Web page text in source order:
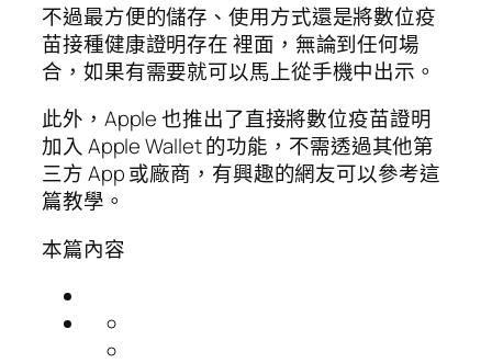
不過最方便的儲存、使用方式還是將數位疫
苗接種健康證明存在 裡面，無論到任何場
合，如果有需要就可以馬上從手機中出示。
此外，Apple 也推出了直接將數位疫苗證明
加入 Apple Wallet 的功能，不需透過其他第
三方 App 或廠商，有興趣的網友可以參考這
篇教學。
本篇內容